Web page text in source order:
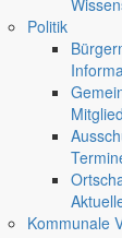
Politik
Kommunale